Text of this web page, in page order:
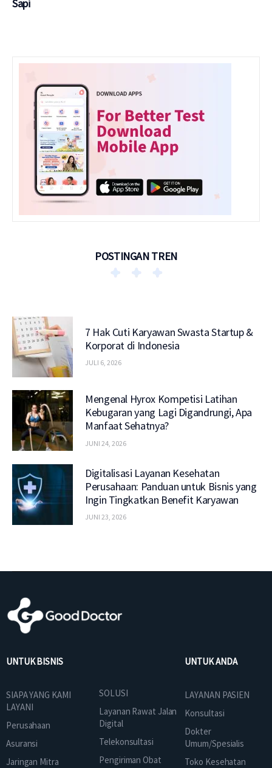
Sapi
POSTINGAN TREN
7 Hak Cuti Karyawan Swasta Startup &
Korporat di Indonesia
JULI 6, 2026
Mengenal Hyrox Kompetisi Latihan
Kebugaran yang Lagi Digandrungi, Apa
Manfaat Sehatnya?
JUNI 24, 2026
Digitalisasi Layanan Kesehatan
Perusahaan: Panduan untuk Bisnis yang
Ingin Tingkatkan Benefit Karyawan
JUNI 23, 2026
UNTUK BISNIS
SIAPA YANG KAMI
LAYANI
Perusahaan
Asuransi
Jaringan Mitra
SOLUSI
Layanan Rawat Jalan
Digital
Telekonsultasi
Pengiriman Obat
UNTUK ANDA
LAYANAN PASIEN
Konsultasi
Dokter
Umum/Spesialis
Toko Kesehatan